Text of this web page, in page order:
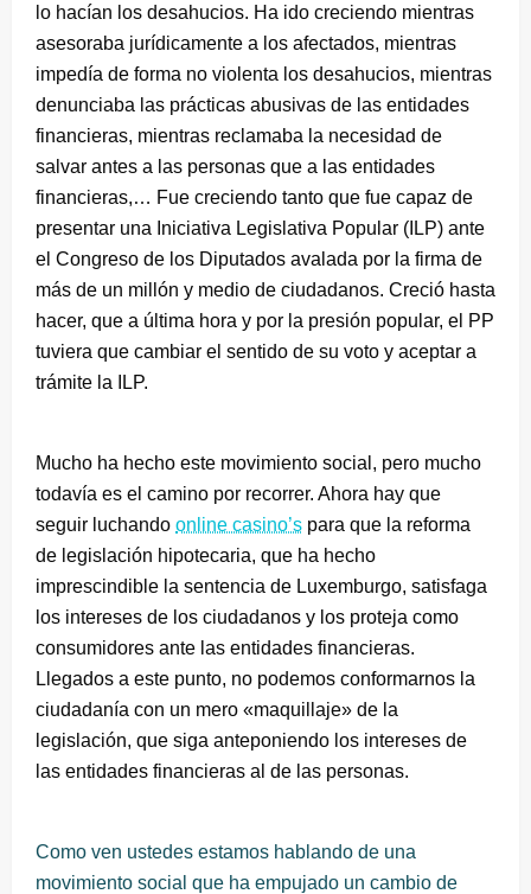
lo hacían los desahucios. Ha ido creciendo mientras
asesoraba jurídicamente a los afectados, mientras
impedía de forma no violenta los desahucios, mientras
denunciaba las prácticas abusivas de las entidades
financieras, mientras reclamaba la necesidad de
salvar antes a las personas que a las entidades
financieras,… Fue creciendo tanto que fue capaz de
presentar una Iniciativa Legislativa Popular (ILP) ante
el Congreso de los Diputados avalada por la firma de
más de un millón y medio de ciudadanos. Creció hasta
hacer, que a última hora y por la presión popular, el PP
tuviera que cambiar el sentido de su voto y aceptar a
trámite la ILP.
Mucho ha hecho este movimiento social, pero mucho
todavía es el camino por recorrer. Ahora hay que
seguir luchando online casino’s para que la reforma
de legislación hipotecaria, que ha hecho
imprescindible la sentencia de Luxemburgo, satisfaga
los intereses de los ciudadanos y los proteja como
consumidores ante las entidades financieras.
Llegados a este punto, no podemos conformarnos la
ciudadanía con un mero «maquillaje» de la
legislación, que siga anteponiendo los intereses de
las entidades financieras al de las personas.
Como ven ustedes estamos hablando de una
movimiento social que ha empujado un cambio de